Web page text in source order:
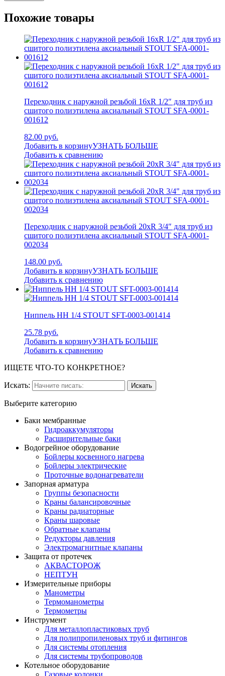
Похожие товары
Переходник с наружной резьбой 16xR 1/2″ для труб из
сшитого полиэтилена аксиальный STOUT SFA-0001-
001612
82.00 руб.
Добавить в корзинуУЗНАТЬ БОЛЬШЕ
Добавить к сравнению
Переходник с наружной резьбой 20xR 3/4″ для труб из
сшитого полиэтилена аксиальный STOUT SFA-0001-
002034
148.00 руб.
Добавить в корзинуУЗНАТЬ БОЛЬШЕ
Добавить к сравнению
Ниппель НН 1/4 STOUT SFT-0003-001414
25.78 руб.
Добавить в корзинуУЗНАТЬ БОЛЬШЕ
Добавить к сравнению
ИЩЕТЕ ЧТО-ТО КОНКРЕТНОЕ?
Искать:
Выберите категорию
Баки мембранные
Гидроаккумуляторы
Расширительные баки
Водогрейное оборудование
Бойлеры косвенного нагрева
Бойлеры электрические
Проточные водонагреватели
Запорная арматура
Группы безопасности
Краны балансировочные
Краны радиаторные
Краны шаровые
Обратные клапаны
Редукторы давления
Электромагнитные клапаны
Защита от протечек
АКВАСТОРОЖ
НЕПТУН
Измерительные приборы
Манометры
Термоманометры
Термометры
Инструмент
Для металлопластиковых труб
Для полипропиленовых труб и фитингов
Для системы отопления
Для системы трубопроводов
Котельное оборудование
Газовые колонки